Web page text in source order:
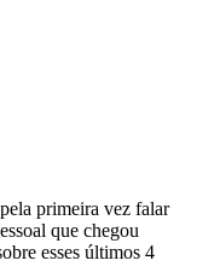
primeira vez falar
que chegou
esses últimos 4